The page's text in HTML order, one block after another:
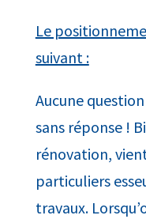
Le
suivant :
Aucune
sans réponse !
rénovation,
particuliers
travaux.